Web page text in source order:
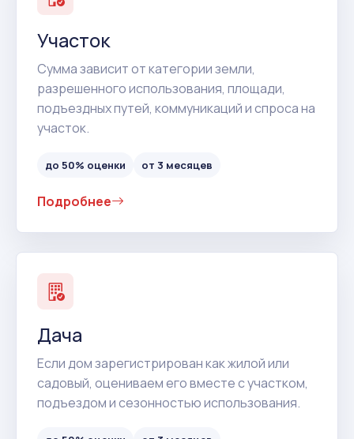
Участок
Сумма зависит от категории земли,
разрешенного использования, площади,
подъездных путей, коммуникаций и спроса на
участок.
до 50% оценки от 3 месяцев
Подробнее
Дача
Если дом зарегистрирован как жилой или
садовый, оцениваем его вместе с участком,
подъездом и сезонностью использования.